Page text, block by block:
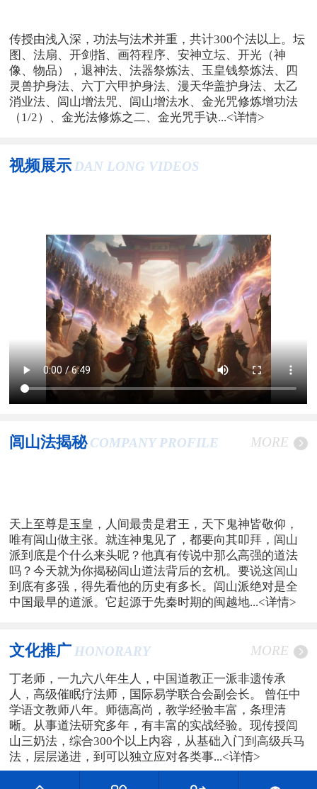
传授由浅入深，功法与法术并重，共计300个法以上。坛
图、法扇、开剑指、画符程序、安神立坛、开光（神
像、物品），退神法、法器祭炼法、玉皇钱祭炼法、四
灵兽护身法、六丁六甲护身法、漫天华盖护身法、太乙
消业法、闾山增法咒、闾山增法水、金光咒修炼增功法
（1/2）、金光法修炼之二、金光咒手诀...<详情>
视频展示 DAN LONG VIDEOS
闾山法揭秘 COMPANY PROFILE MORE
天上至尊是玉皇，人间最贵是君王，天下鬼神皆敬仰，
唯有闾山做主张。就连神鬼见了，都要向其叩拜，闾山
派到底是个什么来头呢？他真有传说中那么高强的道法
吗？今天就为你揭秘闾山道法背后的玄机。要说这闾山
到底有多强，得先看他的历史有多长。闾山派绝对是全
中国最早的道派。它起源于先秦时期的闽越地...<详情>
文化推广 HONORARY MORE
丁老师，一九六八年生人，中国道教正一派非遗传承
人，高级催眠疗法师，国际易学联合会副会长。 曾任中
学语文教师八年。师德高尚，教学经验丰富，条理清
晰。从事道法研究多年，有丰富的实战经验。现传授闾
山三奶法，综合300个以上内容，从基础入门到高级兵马
法，层层递进，到可以独立应对各类事...<详情>